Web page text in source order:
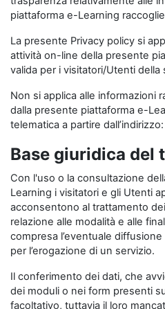
piattaforma e-Learning
La presente Privacy policy si
attività on-line della presente
valida per i visitatori/Utenti della
Non si applica alle informazioni
dalla presente piattaforma e-
telematica a partire
Base giuridica del
Con l'uso o la consultazione
Learning i visitatori e gli Utenti
acconsentono al trattamento
relazione alle modalità e alle
compresa l’eventuale
per l’erogazione di un servizio.
Il conferimento dei dati, che
dei moduli o nei form presenti
facoltativo, tuttavia il loro